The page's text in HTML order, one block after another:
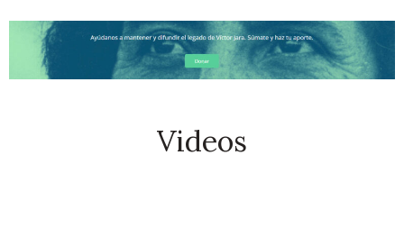
Videos